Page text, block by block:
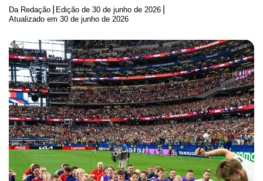
Da Redação Edição de 30 de junho de 2026
Atualizado em 30 de junho de 2026